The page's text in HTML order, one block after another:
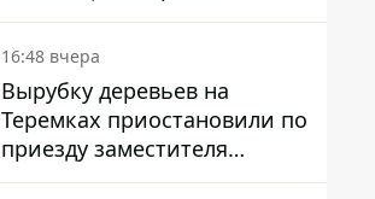
останется медсестер и
санитарок - профессор
Голубовская
16:48 вчера
Вырубку деревьев на
Теремках приостановили по
приезду заместителя
Кличко - начался диалог